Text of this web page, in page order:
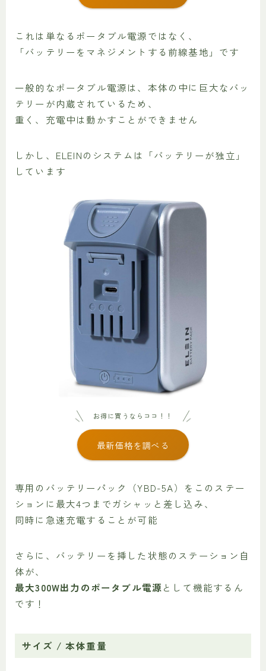
これは単なるポータブル電源ではなく、
「バッテリーをマネジメントする前線基地」です
一般的なポータブル電源は、本体の中に巨大なバッ
テリーが内蔵されているため、
重く、充電中は動かすことができません
しかし、ELEINのシステムは「バッテリーが独立」
しています
お得に買うならココ！！
最新価格を調べる
専用のバッテリーパック（YBD-5A）をこのステー
ションに最大4つまでガシャッと差し込み、
同時に急速充電することが可能
さらに、バッテリーを挿した状態のステーション自
体が、
最大300W出力のポータブル電源として機能するん
です！
サイズ / 本体重量